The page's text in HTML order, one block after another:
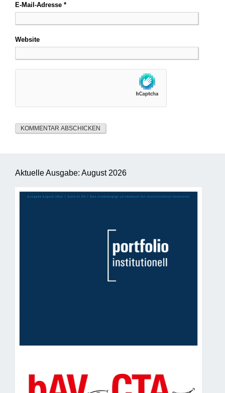
E-Mail-Adresse *
Website
Aktuelle Ausgabe: August 2026